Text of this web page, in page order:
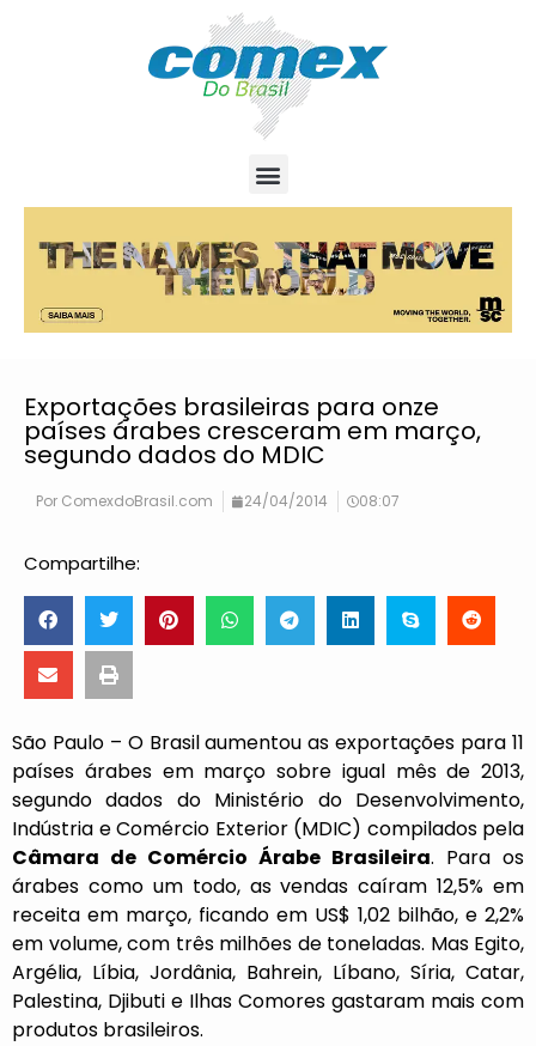
Exportações brasileiras para onze
países árabes cresceram em março,
segundo dados do MDIC
Por ComexdoBrasil.com 24/04/2014 08:07
Compartilhe:
São Paulo – O Brasil aumentou as exportações para 11
países árabes em março sobre igual mês de 2013,
segundo dados do Ministério do Desenvolvimento,
Indústria e Comércio Exterior (MDIC) compilados pela
Câmara de Comércio Árabe Brasileira. Para os
árabes como um todo, as vendas caíram 12,5% em
receita em março, ficando em US$ 1,02 bilhão, e 2,2%
em volume, com três milhões de toneladas. Mas Egito,
Argélia, Líbia, Jordânia, Bahrein, Líbano, Síria, Catar,
Palestina, Djibuti e Ilhas Comores gastaram mais com
produtos brasileiros.